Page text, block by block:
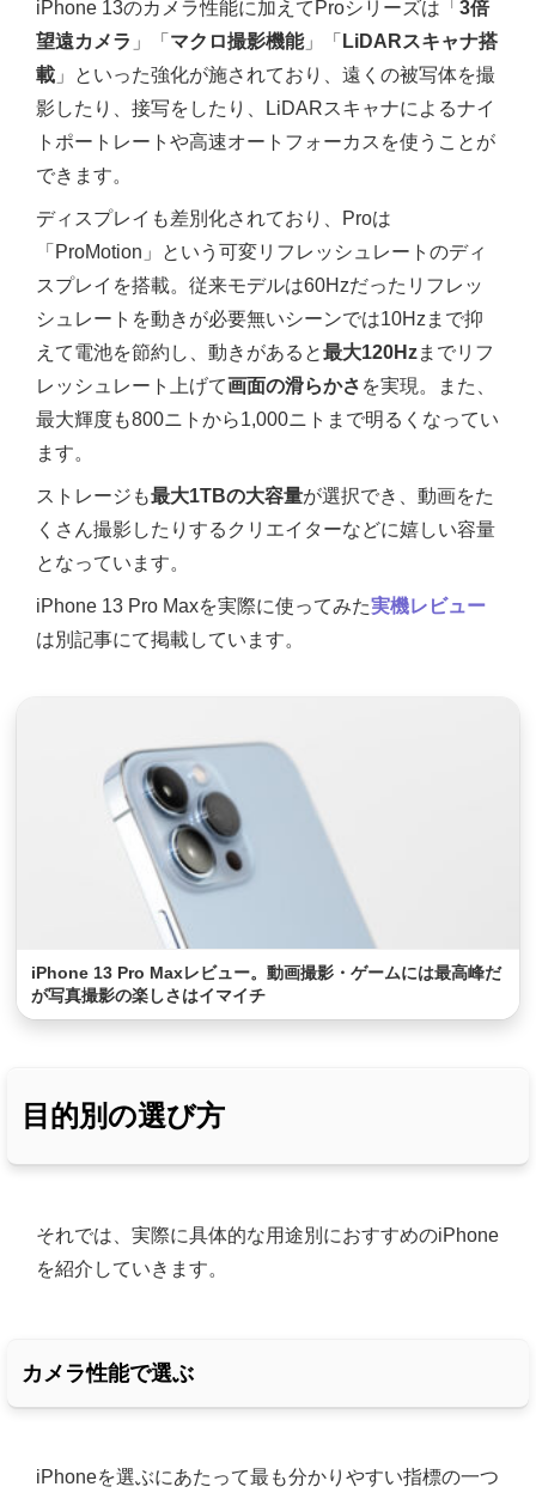
iPhone 13のカメラ性能に加えてProシリーズは「 3倍
望遠カメラ 」「 マクロ撮影機能」「 LiDARスキャナ搭
載 」といった強化が施されており、遠くの被写体を撮
影したり、接写をしたり、LiDARスキャナによるナイ
トポートレートや高速オートフォーカスを使うことが
できます。
ディスプレイも差別化されており、Proは
「ProMotion」という可変リフレッシュレートのディ
スプレイを搭載。従来モデルは60Hzだったリフレッ
シュレートを動きが必要無いシーンでは10Hzまで抑
えて電池を節約し、動きがあると最大120Hzまでリフ
レッシュレート上げて画面の滑らかさ を実現。また、
最大輝度も800ニトから1,000ニトまで明るくなってい
ます。
ストレージも最大1TBの大容量が選択でき、動画をた
くさん撮影したりするクリエイターなどに嬉しい容量
となっています。
iPhone 13 Pro Maxを実際に使ってみた実機レビュー
は別記事にて掲載しています。
iPhone 13 Pro Maxレビュー。動画撮影・ゲームには最高峰だ
が写真撮影の楽しさはイマイチ
目的別の選び方
それでは、実際に具体的な用途別におすすめのiPhone
を紹介していきます。
カメラ性能で選ぶ
iPhoneを選ぶにあたって最も分かりやすい指標の一つ